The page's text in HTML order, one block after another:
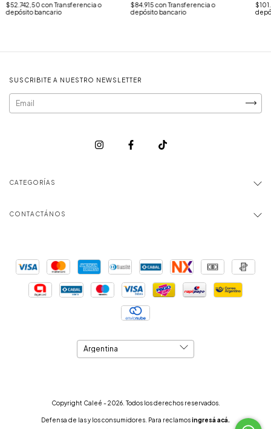
$52.742,50con Transferencia o
depósito bancario
$84.915con Transferencia o
depósito bancario
SUSCRIBITE A NUESTRO NEWSLETTER
CATEGORÍAS
CONTACTÁNOS
Copyright Caleé - 2026. Todos los derechos reservados.
Defensa de las y los consumidores. Para reclamosingresá acá.